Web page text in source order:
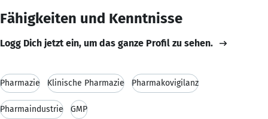
Fähigkeiten und Kenntnisse
Logg Dich jetzt ein, um das ganze Profil zu sehen.
Pharmazie Klinische Pharmazie Pharmakovigilanz
Pharmaindustrie GMP